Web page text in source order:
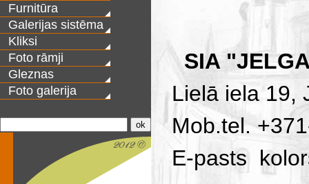
Furnitūra
Galerijas sistēma
Kliksi
Foto rāmji
Gleznas
Foto galerija
SIA
Lielā iela 19,
Mob.tel.
E-pasts